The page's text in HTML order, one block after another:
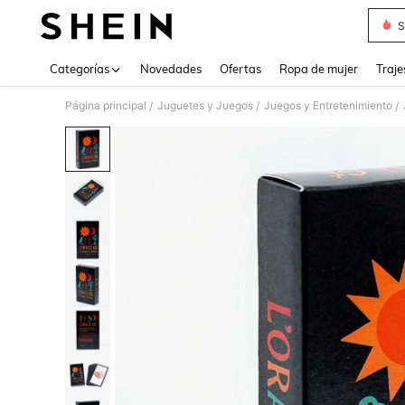
Categorías Novedades Ofertas Ropa de mujer
Página principal / Juguetes y Juegos / Juegos y Entretenimiento /